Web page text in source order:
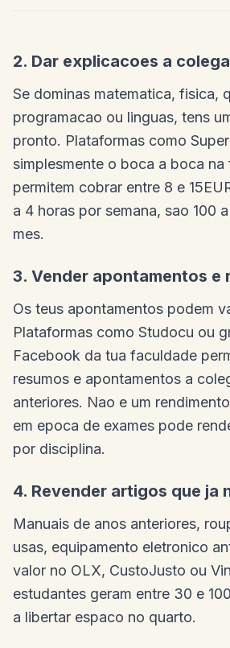
2. Dar explicacoes a
Se dominas matematica, fisica,
programacao ou linguas, tens
pronto. Plataformas como
simplesmente o boca a boca na
permitem cobrar entre 8 e
a 4 horas por semana, sao 100
mes.
3. Vender apontamentos e
Os teus apontamentos podem
Plataformas como Studocu ou
Facebook da tua faculdade
resumos e apontamentos a
anteriores. Nao e um
em epoca de exames pode
por disciplina.
4. Revender artigos que ja
Manuais de anos anteriores,
usas, equipamento eletronico
valor no OLX, CustoJusto ou
estudantes geram entre 30 e
a libertar espaco no quarto.